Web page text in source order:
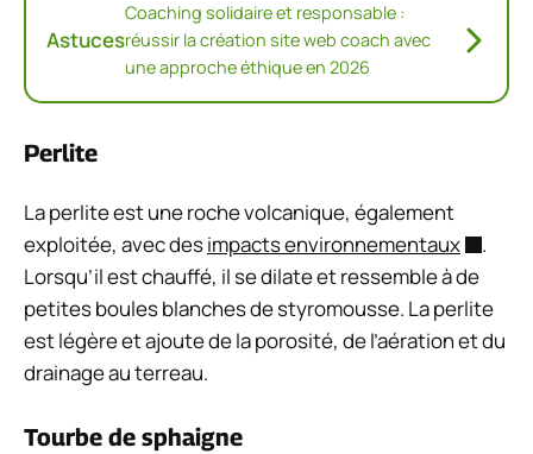
Astuces
Coaching solidaire et responsable :
réussir la création site web coach avec
une approche éthique en 2026
Perlite
La perlite est une roche volcanique, également
exploitée, avec desimpacts environnementaux
.
Lorsqu’il est chauffé, il se dilate et ressemble à de
petites boules blanches de styromousse. La perlite
est légère et ajoute de la porosité, de l’aération et du
drainage au terreau.
Tourbe de sphaigne